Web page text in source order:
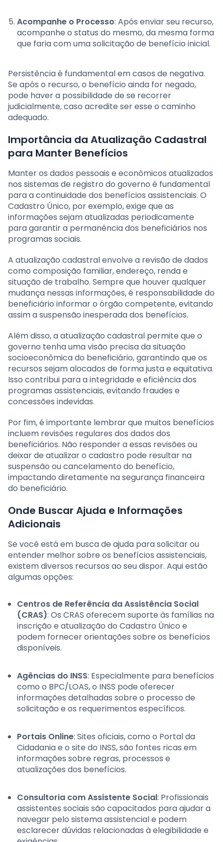
Acompanhe o Processo: Após enviar seu recurso,
acompanhe o status do mesmo, da mesma forma
que faria com uma solicitação de benefício inicial.
Persistência é fundamental em casos de negativa.
Se após o recurso, o benefício ainda for negado,
pode haver a possibilidade de se recorrer
judicialmente, caso acredite ser esse o caminho
adequado.
Importância da Atualização Cadastral
para Manter Benefícios
Manter os dados pessoais e econômicos atualizados
nos sistemas de registro do governo é fundamental
para a continuidade dos benefícios assistenciais. O
Cadastro Único, por exemplo, exige que as
informações sejam atualizadas periodicamente
para garantir a permanência dos beneficiários nos
programas sociais.
A atualização cadastral envolve a revisão de dados
como composição familiar, endereço, renda e
situação de trabalho. Sempre que houver qualquer
mudança nessas informações, é responsabilidade do
beneficiário informar o órgão competente, evitando
assim a suspensão inesperada dos benefícios.
Além disso, a atualização cadastral permite que o
governo tenha uma visão precisa da situação
socioeconômica do beneficiário, garantindo que os
recursos sejam alocados de forma justa e equitativa.
Isso contribui para a integridade e eficiência dos
programas assistenciais, evitando fraudes e
concessões indevidas.
Por fim, é importante lembrar que muitos benefícios
incluem revisões regulares dos dados dos
beneficiários. Não responder a essas revisões ou
deixar de atualizar o cadastro pode resultar na
suspensão ou cancelamento do benefício,
impactando diretamente na segurança financeira
do beneficiário.
Onde Buscar Ajuda e Informações
Adicionais
Se você está em busca de ajuda para solicitar ou
entender melhor sobre os benefícios assistenciais,
existem diversos recursos ao seu dispor. Aqui estão
algumas opções:
Centros de Referência da Assistência Social
(CRAS): Os CRAS oferecem suporte às famílias na
inscrição e atualização do Cadastro Único e
podem fornecer orientações sobre os benefícios
disponíveis.
Agências do INSS: Especialmente para benefícios
como o BPC/LOAS, o INSS pode oferecer
informações detalhadas sobre o processo de
solicitação e os requerimentos específicos.
Portais Online: Sites oficiais, como o Portal da
Cidadania e o site do INSS, são fontes ricas em
informações sobre regras, processos e
atualizações dos benefícios.
Consultoria com Assistente Social: Profissionais
assistentes sociais são capacitados para ajudar a
navegar pelo sistema assistencial e podem
esclarecer dúvidas relacionadas à elegibilidade e